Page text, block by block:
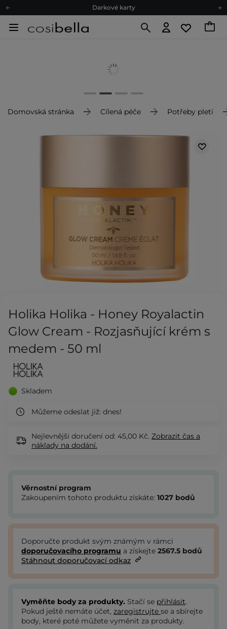
Darkové karty
Darkové karty
Domovská stránka Cílená péče Potřeby pleti
Holika Holika - Honey Royalactin
Glow Cream - Rozjasňující krém s
medem - 50 ml
Skladem
Můžeme odeslat již: dnes!
Nejlevnější doručení od: 45,00 Kč. Zobrazit čas a
náklady na dodání.
Věrnostní program
Zakoupením tohoto produktu získáte: 1027 bodů
Doporučte produkt svým známým v rámci
doporučovacího programu a získejte 2567.5 bodů
Stáhnout doporučovací odkaz
Vyměňte body za produkty. Stačí se přihlásit.
Pokud ještě nemáte účet, zaregistrujte se a sbírejte
body, které poté můžete vyměnit za produkty.